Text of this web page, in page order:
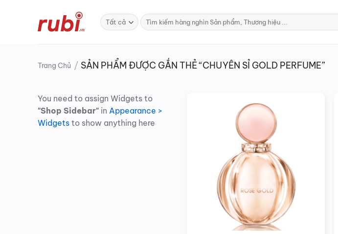
Tìm
kiếm:
Trang Chủ / SẢN PHẨM ĐƯỢC GẮN THẺ “CHUYÊN SỈ GOLD PERFUME”
You need to assign Widgets to
"Shop Sidebar" in Appearance >
Widgets to show anything here